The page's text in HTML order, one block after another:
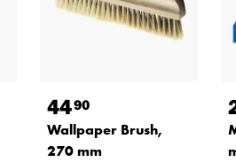
4490
Wallpaper Brush,
270 mm